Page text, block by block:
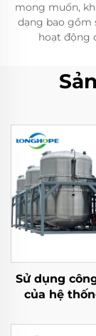
mong muốn,
dạng bao gồm
hoạt động
Sử dụng
của hệ
chân